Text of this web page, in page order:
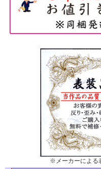
※メーカーによる